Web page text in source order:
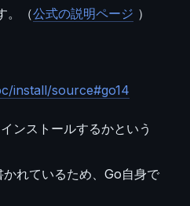
。（公式の説明ページ ）
install/source#go14
ンストールするかという
れているため、Go自身で